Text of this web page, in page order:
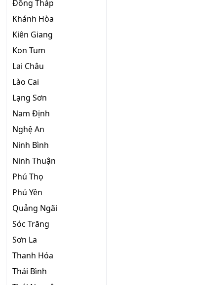
Đồng Tháp
Khánh Hòa
Kiên Giang
Kon Tum
Lai Châu
Lào Cai
Lạng Sơn
Nam Định
Nghệ An
Ninh Bình
Ninh Thuận
Phú Thọ
Phú Yên
Quảng Ngãi
Sóc Trăng
Sơn La
Thanh Hóa
Thái Bình